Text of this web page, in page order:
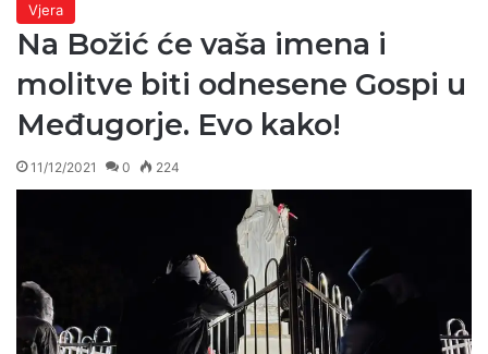
Vjera
Na Božić će vaša imena i
molitve biti odnesene Gospi u
Međugorje. Evo kako!
11/12/2021 0 224